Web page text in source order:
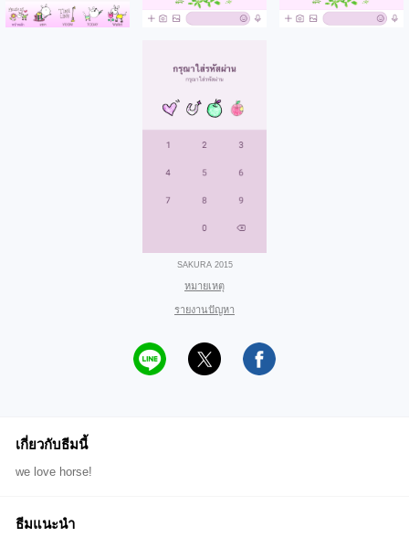
SAKURA 2015
หมายเหตุ
รายงานปัญหา
เกี่ยวกับธีมนี้
we love horse!
ธีมแนะนำ